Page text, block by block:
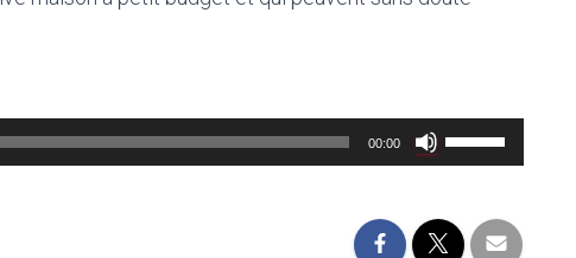
00:00
Utilisez
les
haut/bas